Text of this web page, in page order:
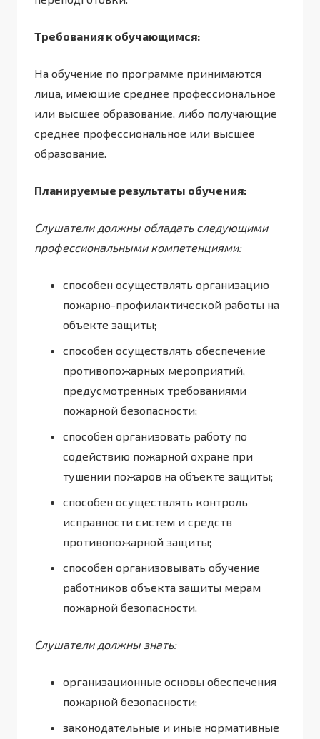
Требования к обучающимся:
На обучение по программе принимаются
лица, имеющие среднее профессиональное
или высшее образование, либо получающие
среднее профессиональное или высшее
образование.
Планируемые результаты обучения:
Слушатели должны обладать следующими
профессиональными компетенциями:
способен осуществлять организацию
пожарно-профилактической работы на
объекте защиты;
способен осуществлять обеспечение
противопожарных мероприятий,
предусмотренных требованиями
пожарной безопасности;
способен организовать работу по
содействию пожарной охране при
тушении пожаров на объекте защиты;
способен осуществлять контроль
исправности систем и средств
противопожарной защиты;
способен организовывать обучение
работников объекта защиты мерам
пожарной безопасности.
Слушатели должны знать:
организационные основы обеспечения
пожарной безопасности;
законодательные и иные нормативные